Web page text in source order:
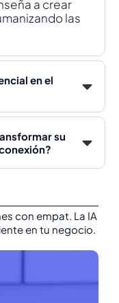
a crear
las
en el
su
con empat. La IA
en tu negocio.